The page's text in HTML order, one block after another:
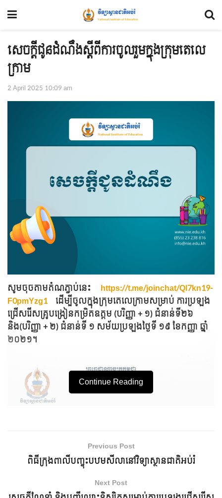
សេចក្ដីជូនដំណឹងស្ដីពីការចូលរួមក្នុងក្រុមតេលេ
ក្រាម
2 April 2025 10:09 am
សូមចុចតាមតំណភ្ជាប់នេះ https://t.me/joinchat/Ql7kn19-
F0pmYzg1ដើម្បីចូលក្នុងក្រុមតេលេក្រាមសម្រាប់ ការប្រឡង
ជ្រើសរើសគ្រូបង្រៀនកម្រិតឧត្តម (បរិញ្ញា + ១) ជំនាន់ទី២៦
និង(បរិញ្ញា + ២) ជំនាន់ទី ១ សម័យប្រឡងថ្ងៃទី ១៩ ខែកញ្ញា ឆ្នាំ
២០២១។
Continue Reading
Previous Post
ពិធីក្រុងពាលីបញ្ចុះបឋមសីលានៅវិទ្យាស្ថានជាតិអប់រំ
Next Post